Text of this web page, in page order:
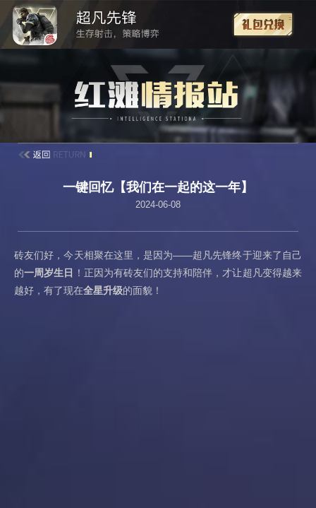
一键回忆【我们在一起的这一年】
2024-06-08
砖友们好，今天相聚在这里，是因为——超凡先锋终于迎来了自己
的一周岁生日
！正因为有砖友们的支持和陪伴，才让超凡变得越来
越好，有了现在全星升级的面貌！